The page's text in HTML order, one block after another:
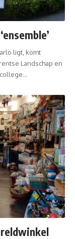
ligt, komt
Landschap en